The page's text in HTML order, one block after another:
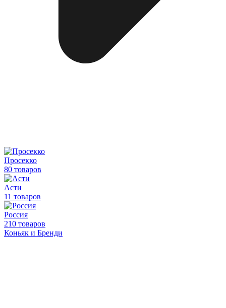
Просекко
80 товаров
Асти
11 товаров
Россия
210 товаров
Коньяк и Бренди